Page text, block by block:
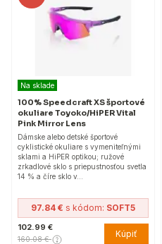
Na sklade
100% Speedcraft XS športové
okuliare Toyoko/HiPER Vital
Pink Mirror Lens
Dámske alebo detské športové
cyklistické okuliare s vymeniteľnými
sklami a HiPER optikou; ružové
zrkadlové sklo s priepustnosťou svetla
14 % a číre sklo v…
97.84 € s kódom: SOFT5
102.99 €
160.08 € Kúpiť